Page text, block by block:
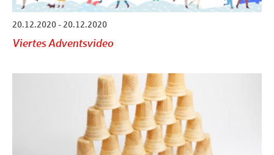
20.12.2020 - 20.12.2020
Viertes Adventsvideo